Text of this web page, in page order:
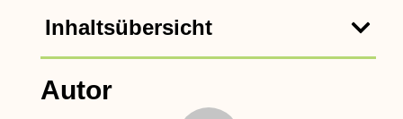
Inhaltsübersicht
Autor